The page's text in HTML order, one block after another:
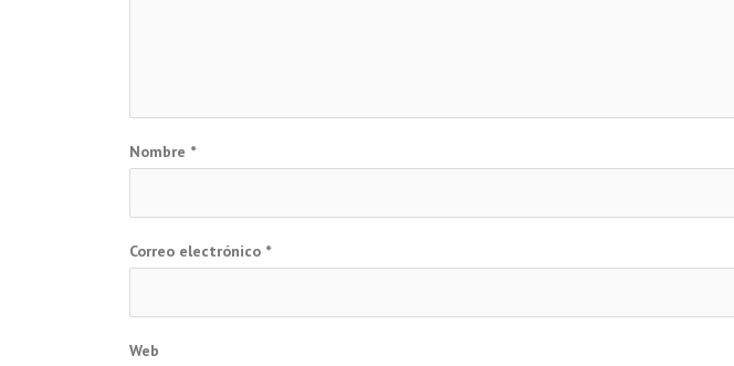
Nombre *
Correo electrónico *
Web